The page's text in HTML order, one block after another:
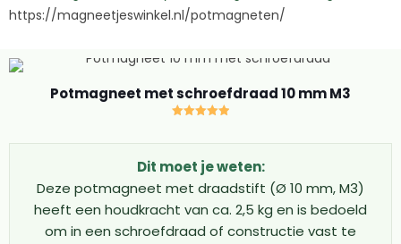
de potmagneet schroefdraad maakt het allemaal
mogelijk. Deze compacte krachtpatsers zijn verkrijgbaar
doorsnede, en elke magneet met draadeinde heeft zijn
eigen unieke sterkte.
Waarom kiezen voor een magneet met
schroefdraad?
De potmagneet met schroefdraad onderscheidt zich
van gewone magneten door zijn unieke ontwerp. Het
draadeinde maakt het mogelijk om allerlei accessoires
https://magneetjeswinkel.nl/potmagneten/
Potmagneet met schroefdraad 10 mm M3
Dit moet je weten:
Deze potmagneet met draadstift (Ø 10 mm, M3)
heeft een houdkracht van ca. 2,5 kg en is bedoeld
om in een schroefdraad of constructie vast te